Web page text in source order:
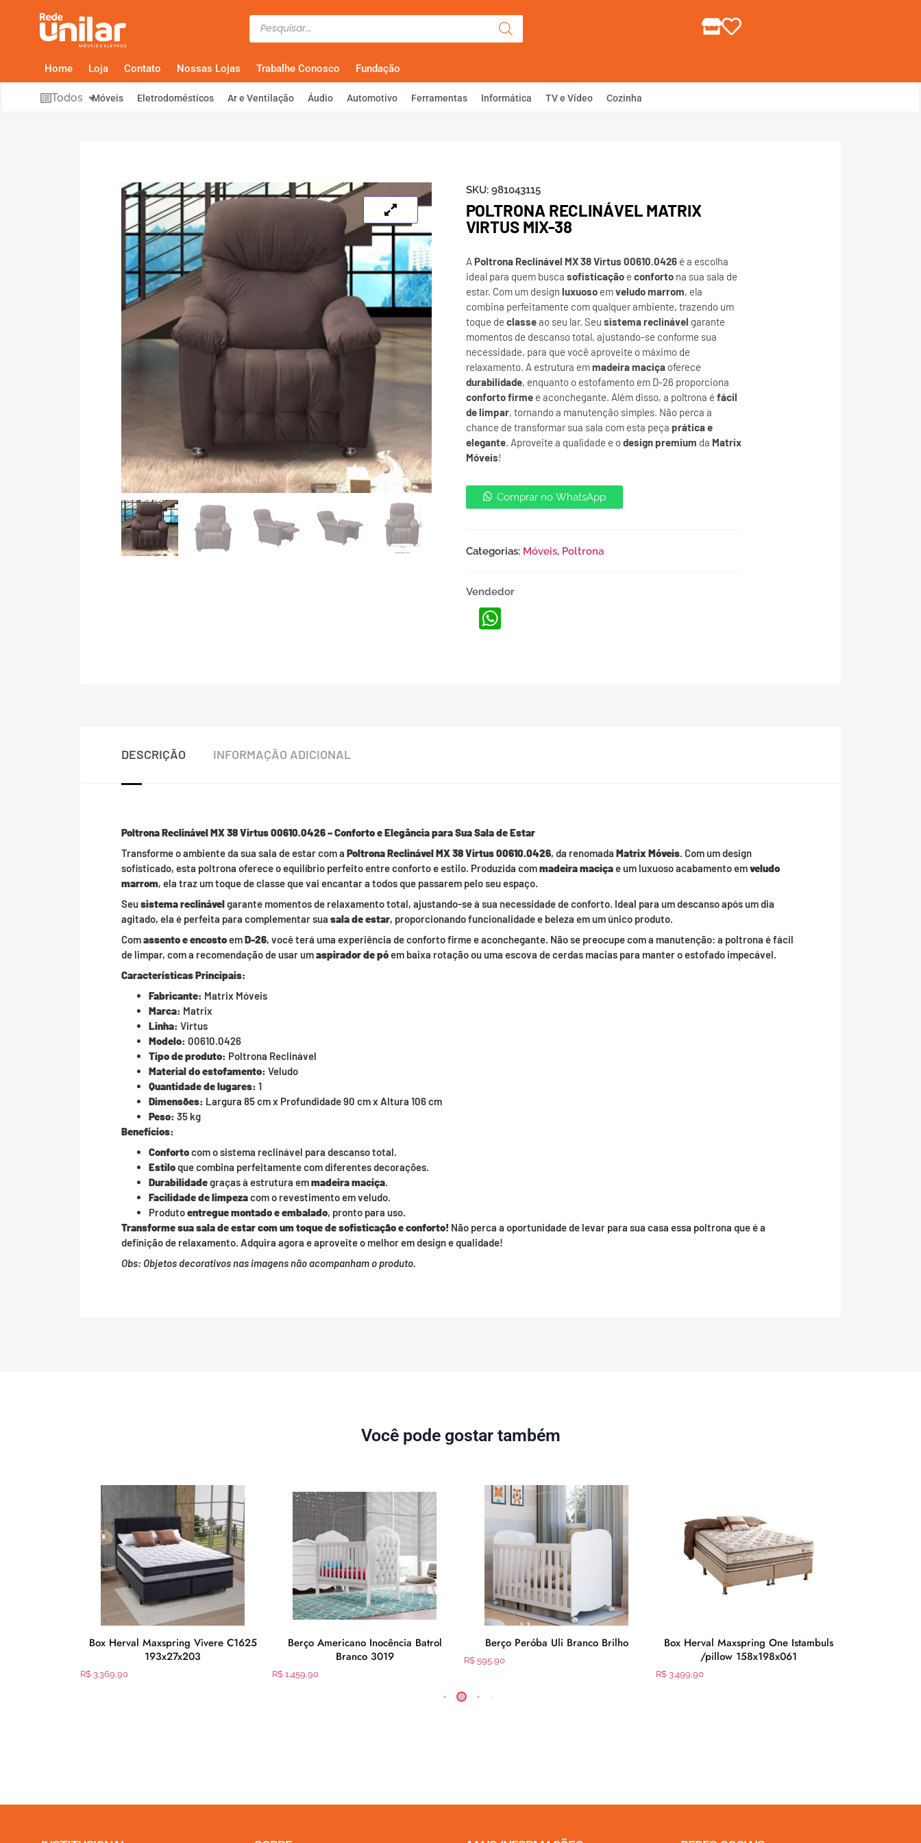
Olá, Faça Login ou Cadastre-se
Home Loja Contato Nossas Lojas Trabalhe Conosco Fundação
Todos Móveis Eletrodomésticos Ar e Ventilação Áudio Automotivo Ferramentas Informática TV e Vídeo Cozinha
SKU: 981043115
POLTRONA RECLINÁVEL MATRIX
VIRTUS MIX-38
APoltrona Reclinável MX 38 Virtus 00610.0426é a escolha
ideal para quem busca sofisticaçãoe confortona sua sala de
estar. Com um design luxuosoemveludo marrom, ela
combina perfeitamente com qualquer ambiente, trazendo um
toque de classeao seu lar. Seu sistema reclinável garante
momentos de descanso total, ajustando-se conforme sua
necessidade, para que você aproveite o máximo de
relaxamento. A estrutura emmadeira maciçaoferece
durabilidade, enquanto o estofamento em D-26 proporciona
conforto firmee aconchegante. Além disso, a poltrona é fácil
de limpar, tornando a manutenção simples. Não perca a
chance de transformar sua sala com esta peça prática e
elegante. Aproveite a qualidade e odesign premium da Matrix
Móveis!
Comprar no WhatsApp
Categorias: Móveis, Poltrona
Vendedor
WhatsApp
DESCRIÇÃO INFORMAÇÃO ADICIONAL
Poltrona Reclinável MX 38 Virtus 00610.0426 – Conforto e Elegância para Sua Sala de Estar
Transforme o ambiente da sua sala de estar com a Poltrona Reclinável MX 38 Virtus 00610.0426, da renomada Matrix Móveis. Com um design
sofisticado, esta poltrona oferece o equilíbrio perfeito entre conforto e estilo. Produzida commadeira maciçae um luxuoso acabamento emveludo
marrom, ela traz um toque de classe que vai encantar a todos que passarem pelo seu espaço.
Seusistema reclinávelgarante momentos de relaxamento total, ajustando-se à sua necessidade de conforto. Ideal para um descanso após um dia
agitado, ela é perfeita para complementar sua sala de estar, proporcionando funcionalidade e beleza em um único produto.
Comassento e encostoemD-26, você terá uma experiência de conforto firme e aconchegante. Não se preocupe com a manutenção: a poltrona é fácil
de limpar, com a recomendação de usar umaspirador de póem baixa rotação ou uma escova de cerdas macias para manter o estofado impecável.
Características Principais:
Fabricante: Matrix Móveis
Marca: Matrix
Linha: Virtus
Modelo: 00610.0426
Tipo de produto: Poltrona Reclinável
Material do estofamento: Veludo
Quantidade de lugares: 1
Dimensões: Largura 85 cm x Profundidade 90 cm x Altura 106 cm
Peso: 35 kg
Benefícios:
Confortocom o sistema reclinável para descanso total.
Estiloque combina perfeitamente com diferentes decorações.
Durabilidadegraças à estrutura emmadeira maciça.
Facilidade de limpezacom o revestimento em veludo.
Produtoentregue montado e embalado, pronto para uso.
Transforme sua sala de estar com um toque de sofisticação e conforto! Não perca a oportunidade de levar para sua casa essa poltrona que é a
definição de relaxamento. Adquira agora e aproveite o melhor em design e qualidade!
Obs: Objetos decorativos nas imagens não acompanham o produto.
Você pode gostar também
Box Herval Maxspring Vivere C1625
193x27x203
R$ 3.369,90
Berço Americano Inocência Batrol
Branco 3019
R$ 1.459,90
Berço Peróba Uli Branco Brilho
R$ 595,90
Box Herval Maxspring One Istambuls
/pillow 158x198x061
R$ 3.499,90